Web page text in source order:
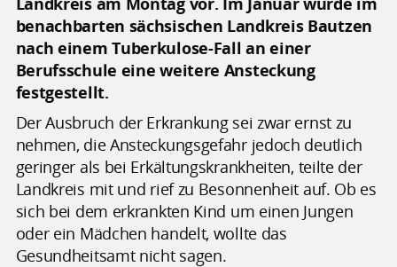
benachbarten sächsischen Landkreis Bautzen
nach einem Tuberkulose-Fall an einer
Berufsschule eine weitere Ansteckung
festgestellt.
Der Ausbruch der Erkrankung sei zwar ernst zu
nehmen, die Ansteckungsgefahr jedoch deutlich
geringer als bei Erkältungskrankheiten, teilte der
Landkreis mit und rief zu Besonnenheit auf. Ob es
sich bei dem erkrankten Kind um einen Jungen
oder ein Mädchen handelt, wollte das
Gesundheitsamt nicht sagen.